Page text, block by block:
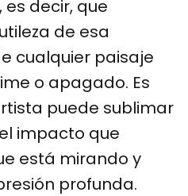
decir, que
de esa
cualquier paisaje
o apagado. Es
puede sublimar
impacto que
está mirando y
profunda.